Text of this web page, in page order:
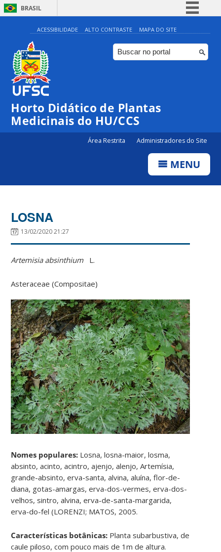
BRASIL
Simplifique!
Comunica BR
Participe
Canais
ACESSIBILIDADE ALTO CONTRASTE MAPA DO SITE
Horto Didático de Plantas
Medicinais do HU/CCS
Área Restrita Administradores do Site
MENU
LOSNA
13/02/2020 21:27
Artemisia absinthium L.
Asteraceae (Compositae)
Nomes populares: Losna, losna-maior, losma,
absinto, acinto, acintro, ajenjo, alenjo, Artemísia,
grande-absinto, erva-santa, alvina, aluína, flor-de-
diana, gotas-amargas, erva-dos-vermes, erva-dos-
velhos, sintro, alvina, erva-de-santa-margarida,
erva-do-fel (LORENZI; MATOS, 2005.
Características botânicas: Planta subarbustiva, de
caule piloso, com pouco mais de 1m de altura.